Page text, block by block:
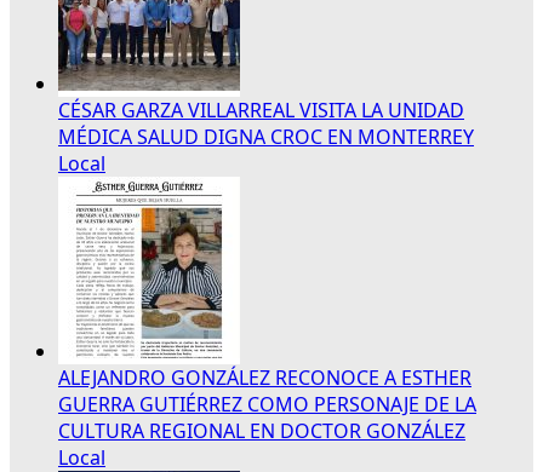
CÉSAR GARZA VILLARREAL VISITA LA UNIDAD
MÉDICA SALUD DIGNA CROC EN MONTERREY
Local
ALEJANDRO GONZÁLEZ RECONOCE A ESTHER
GUERRA GUTIÉRREZ COMO PERSONAJE DE LA
CULTURA REGIONAL EN DOCTOR GONZÁLEZ
Local